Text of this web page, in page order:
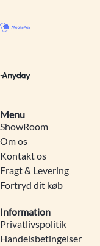
Menu
ShowRoom
Om os
Kontakt os
Fragt & Levering
Fortryd dit køb
Information
Privatlivspolitik
Handelsbetingelser